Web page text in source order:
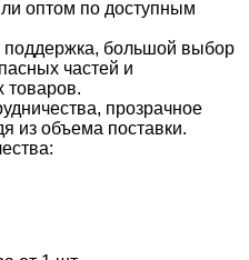
оптом по доступным
поддержка, большой выбор
частей и
товаров.
прозрачное
из объема поставки.